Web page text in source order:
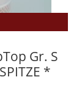
Gr. S
*